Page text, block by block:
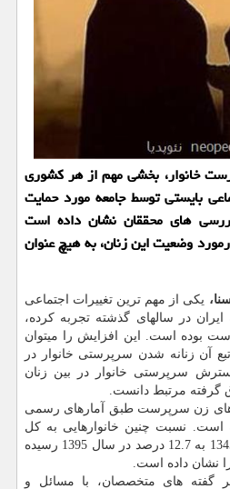
خانوار، بخشی مهم از هر کشوری
بایستی توسط جامعه مورد حمایت
های محققان نشان داده است
وضعیت این زنان، به هیچ عنوان
یکی از مهم ترین تغییرات اجتماعی
در سالهای گذشته تجربه کرده،
بوده است. این افزایش را میتوان
آن زنانه شدن سرپرستی خانوار در
سرپرستی خانوار در بین زنان
گرفته مرتبط دانست.
زن سرپرست طبق آمارهای رسمی
نسبت چنین خانوارهایی به کل
جامعه از 6.5 درصد در سال 1345 به 12.7 درصد در سال 1395 رسیده
نشان داده است.
گفته های متخصصان، با مسائل و